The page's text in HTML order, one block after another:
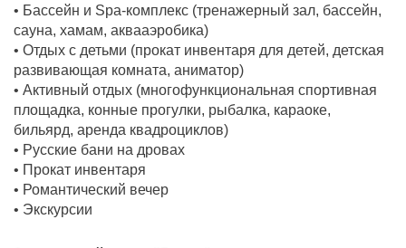
• Бассейн и Spa-комплекс (тренажерный зал, бассейн,
сауна, хамам, аквааэробика)
• Отдых с детьми (прокат инвентаря для детей, детская
развивающая комната, аниматор)
• Активный отдых (многофункциональная спортивная
площадка, конные прогулки, рыбалка, караоке,
бильярд, аренда квадроциклов)
• Русские бани на дровах
• Прокат инвентаря
• Романтический вечер
• Экскурсии